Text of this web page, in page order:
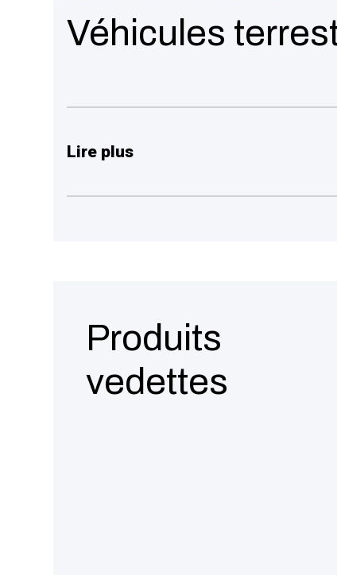
Véhicules
Lire plus
Produits
vedettes